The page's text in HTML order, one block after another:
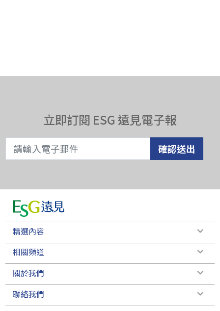
立即訂閱 ESG 遠見電子報
確認送出
精選內容
相關頻道
關於我們
聯絡我們